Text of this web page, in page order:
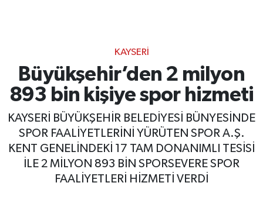
KAYSERI
Büyükşehir’den 2 milyon
893 bin kişiye spor hizmeti
KAYSERİ BÜYÜKŞEHİR BELEDİYESİ BÜNYESİNDE
SPOR FAALİYETLERİNİ YÜRÜTEN SPOR A.Ş.
KENT GENELİNDEKİ 17 TAM DONANIMLI TESİSİ
İLE 2 MİLYON 893 BİN SPORSEVERE SPOR
FAALİYETLERİ HİZMETİ VERDİ